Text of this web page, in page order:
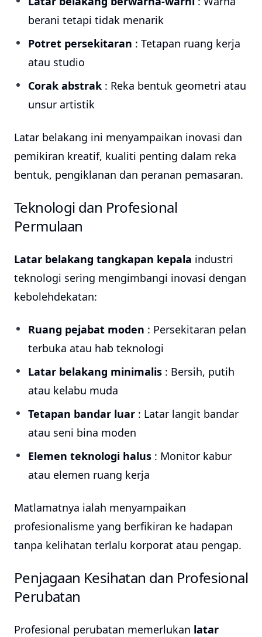
berani tetapi tidak menarik
Potret persekitaran : Tetapan ruang kerja
atau studio
Corak abstrak : Reka bentuk geometri atau
unsur artistik
Latar belakang ini menyampaikan inovasi dan
pemikiran kreatif, kualiti penting dalam reka
bentuk, pengiklanan dan peranan pemasaran.
Teknologi dan Profesional
Permulaan
Latar belakang tangkapan kepala industri
teknologi sering mengimbangi inovasi dengan
kebolehdekatan:
Ruang pejabat moden : Persekitaran pelan
terbuka atau hab teknologi
Latar belakang minimalis : Bersih, putih
atau kelabu muda
Tetapan bandar luar : Latar langit bandar
atau seni bina moden
Elemen teknologi halus : Monitor kabur
atau elemen ruang kerja
Matlamatnya ialah menyampaikan
profesionalisme yang berfikiran ke hadapan
tanpa kelihatan terlalu korporat atau pengap.
Penjagaan Kesihatan dan Profesional
Perubatan
Profesional perubatan memerlukan latar